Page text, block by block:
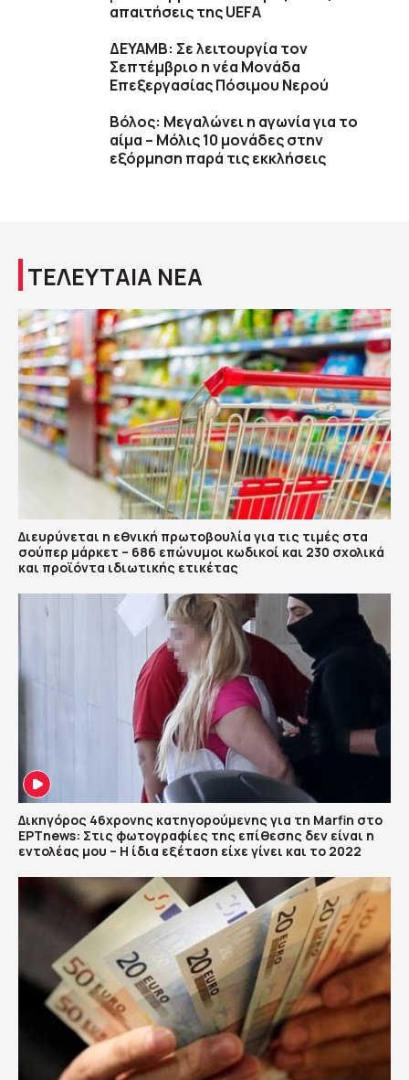
απαιτήσεις της UEFA
ΔΕΥΑΜΒ: Σε λειτουργία τον
Σεπτέμβριο η νέα Μονάδα
Επεξεργασίας Πόσιμου Νερού
Βόλος: Μεγαλώνει η αγωνία για το
αίμα – Μόλις 10 μονάδες στην
εξόρμηση παρά τις εκκλήσεις
ΤΕΛΕΥΤΑΙΑ ΝΕΑ
Διευρύνεται η εθνική πρωτοβουλία για τις τιμές στα
σούπερ μάρκετ – 686 επώνυμοι κωδικοί και 230 σχολικά
και προϊόντα ιδιωτικής ετικέτας
Δικηγόρος 46χρονης κατηγορούμενης για τη Marfin στο
ΕΡΤnews: Στις φωτογραφίες της επίθεσης δεν είναι η
εντολέας μου – Η ίδια εξέταση είχε γίνει και το 2022